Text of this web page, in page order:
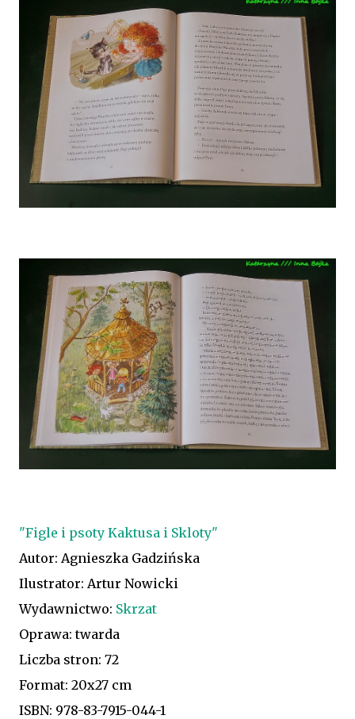
"Figle i psoty Kaktusa i Skloty"
Autor: Agnieszka Gadzińska
Ilustrator: Artur Nowicki
Wydawnictwo: Skrzat
Oprawa: twarda
Liczba stron: 72
Format: 20x27 cm
ISBN: 978-83-7915-044-1